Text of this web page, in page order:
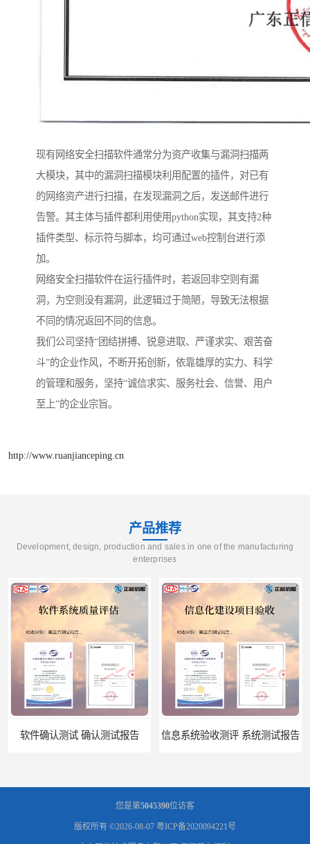
现有网络安全扫描软件通常分为资产收集与漏洞扫描两
大模块，其中的漏洞扫描模块利用配置的插件，对已有
的网络资产进行扫描，在发现漏洞之后，发送邮件进行
告警。其主体与插件都利用使用python实现，其支持2种
插件类型、标示符与脚本，均可通过web控制台进行添
加。
网络安全扫描软件在运行插件时，若返回非空则有漏
洞，为空则没有漏洞，此逻辑过于简陋，导致无法根据
不同的情况返回不同的信息。
我们公司坚持“团结拼搏、锐意进取、严谨求实、艰苦奋
斗”的企业作风，不断开拓创新，依靠雄厚的实力、科学
的管理和服务，坚持“诚信求实、服务社会、信誉、用户
至上”的企业宗旨。
http://www.ruanjianceping.cn
产品推荐
Development, design, production and sales in one of the manufacturing
enterprises
信息系统验收测评 系统测试报告 政务系统验收测试 软件测试报告
您是第5045390位访客
版权所有 ©2026-08-07 粤ICP备2020094221号